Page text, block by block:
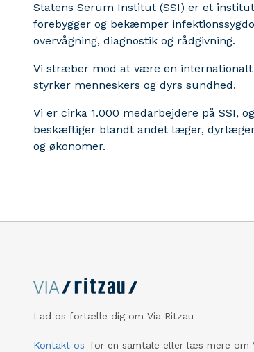
Statens Serum Institut (SSI) er et
forebygger og bekæmper
overvågning, diagnostik og rådgivning.
Vi stræber mod at være en internationalt
styrker menneskers og dyrs sundhed.
Vi er cirka 1.000 medarbejdere på SSI,
beskæftiger blandt andet læger,
og økonomer.
Lad os fortælle dig om Via Ritzau
Kontakt os for en samtale eller læs mere om